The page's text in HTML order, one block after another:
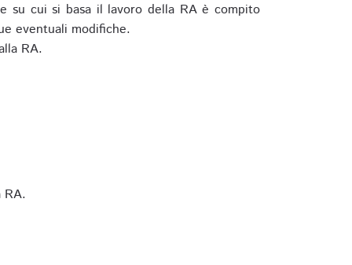
su cui si basa il lavoro della RA è compito
eventuali modifiche.
RA.